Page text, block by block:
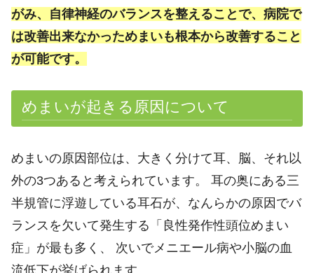
がみ、自律神経のバランスを整えることで、病院で
は改善出来なかっためまいも根本から改善すること
が可能です。
めまいが起きる原因について
めまいの原因部位は、大きく分けて耳、脳、それ以
外の3つあると考えられています。 耳の奥にある三
半規管に浮遊している耳石が、なんらかの原因でバ
ランスを欠いて発生する「良性発作性頭位めまい
症」が最も多く、 次いでメニエール病や小脳の血
流低下が挙げられます。